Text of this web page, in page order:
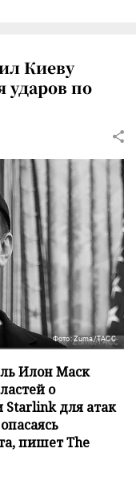
Киеву
ударов по
Фото: Zuma/ТАСС
Илон Маск
о
Starlink для атак
пишет The